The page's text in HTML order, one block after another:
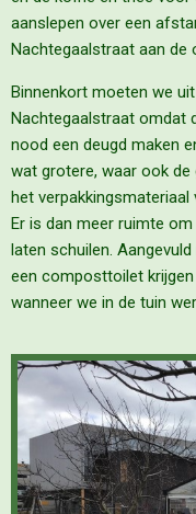
aanslepen over een
Nachtegaalstraat aan de
Binnenkort moeten we
Nachtegaalstraat omdat
nood een deugd maken
wat grotere, waar ook de
het
Er is dan meer ruimte
laten schuilen.
een composttoilet
wanneer we in de tuin